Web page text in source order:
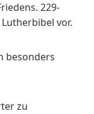
229-
vor.
besonders
zu